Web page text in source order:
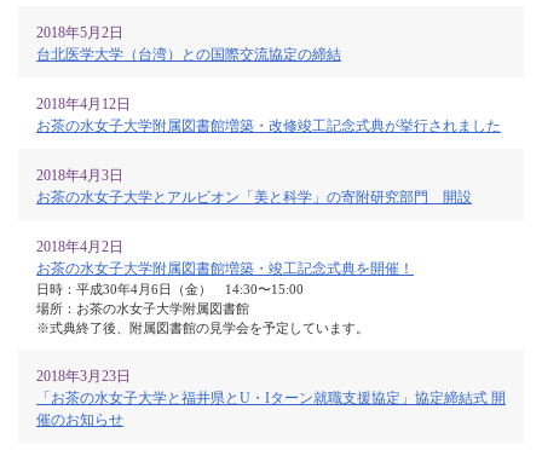
2018年5月2日
台北医学大学（台湾）との国際交流協定の締結
2018年4月12日
お茶の水女子大学附属図書館増築・改修竣工記念式典が挙行されました
2018年4月3日
お茶の水女子大学とアルビオン「美と科学」の寄附研究部門 開設
2018年4月2日
お茶の水女子大学附属図書館増築・竣工記念式典を開催！
日時：平成30年4月6日（金） 14:30〜15:00
場所：お茶の水女子大学附属図書館
※式典終了後、附属図書館の見学会を予定しています。
2018年3月23日
「お茶の水女子大学と福井県とU・Iターン就職支援協定」協定締結式 開
催のお知らせ